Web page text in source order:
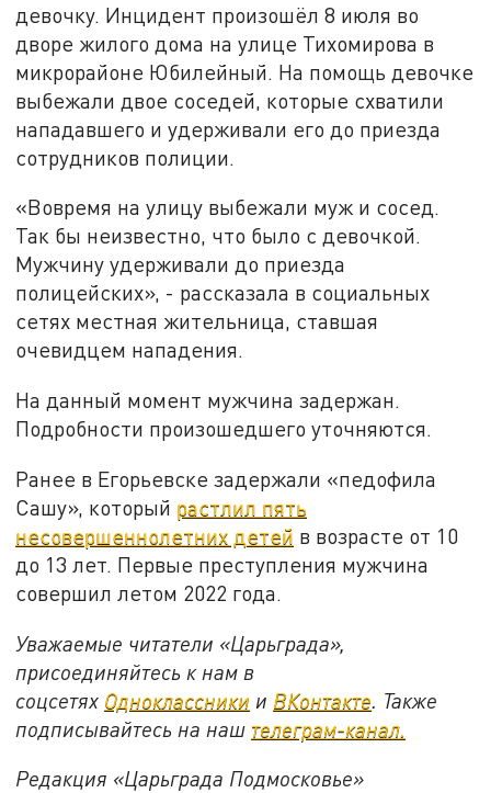
девочку. Инцидент произошёл 8 июля во
дворе жилого дома на улице Тихомирова в
микрорайоне Юбилейный. На помощь девочке
выбежали двое соседей, которые схватили
нападавшего и удерживали его до приезда
сотрудников полиции.
«Вовремя на улицу выбежали муж и сосед.
Так бы неизвестно, что было с девочкой.
Мужчину удерживали до приезда
полицейских», - рассказала в социальных
сетях местная жительница, ставшая
очевидцем нападения.
На данный момент мужчина задержан.
Подробности произошедшего уточняются.
Ранее в Егорьевске задержали «педофила
Сашу», который растлил пять
несовершеннолетних детей в возрасте от 10
до 13 лет. Первые преступления мужчина
совершил летом 2022 года.
Уважаемые читатели «Царьграда»,
присоединяйтесь к нам в
соцсетях Одноклассники и ВКонтакте . Также
подписывайтесь на наш телеграм-канал.
Редакция «Царьграда Подмосковье»